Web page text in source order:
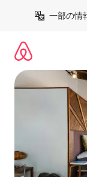
一部の情